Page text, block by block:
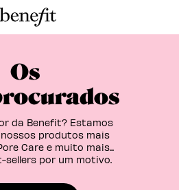
Os
da Benefit? Estamos
produtos mais
Care e muito mais...
sellers por um motivo.